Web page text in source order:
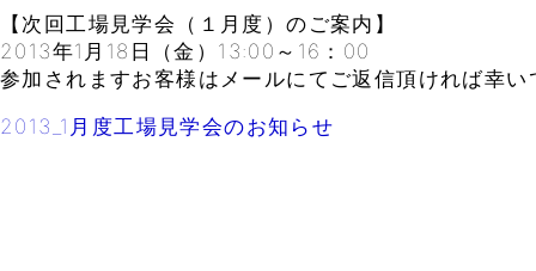
【次回工場見学会（１月度）のご案内】
2013年1月18日（金）13:00～16：00
参加されますお客様はメールにてご返信頂ければ幸い
2013_1月度工場見学会のお知らせ